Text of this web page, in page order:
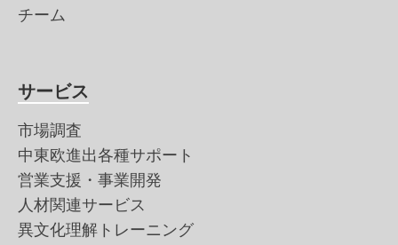
チーム
サービス
市場調査
中東欧進出各種サポート
営業支援・事業開発
人材関連サービス
異文化理解トレーニング